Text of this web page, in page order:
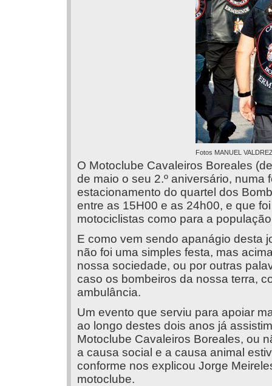
Fotos MANUEL
O Motoclube Cavaleiros Boreales
de maio o seu 2.º aniversário,
estacionamento do quartel dos
entre as 15H00 e as 24h00, e que
motociclistas como para a
E como vem sendo apanágio desta
não foi uma simples festa, mas
nossa sociedade, ou por outras
caso os bombeiros da nossa terra,
ambulância.
Um evento que serviu para apoiar
ao longo destes dois anos já
Motoclube Cavaleiros Boreales, ou
a causa social e a causa animal
conforme nos explicou Jorge
motoclube.